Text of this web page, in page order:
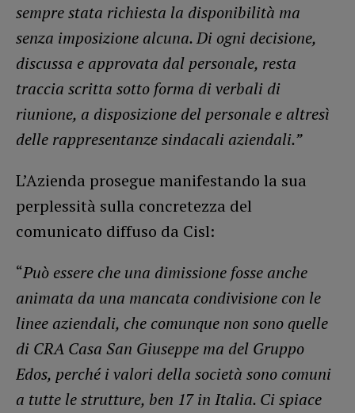
sempre stata richiesta la disponibilità ma
senza imposizione alcuna. Di ogni decisione,
discussa e approvata dal personale, resta
traccia scritta sotto forma di verbali di
riunione, a disposizione del personale e altresì
delle rappresentanze sindacali aziendali.”
L’Azienda prosegue manifestando la sua
perplessità sulla concretezza del
comunicato diffuso da Cisl:
“Può essere che una dimissione fosse anche
animata da una mancata condivisione con le
linee aziendali, che comunque non sono quelle
di CRA Casa San Giuseppe ma del Gruppo
Edos, perché i valori della società sono comuni
a tutte le strutture, ben 17 in Italia. Ci spiace